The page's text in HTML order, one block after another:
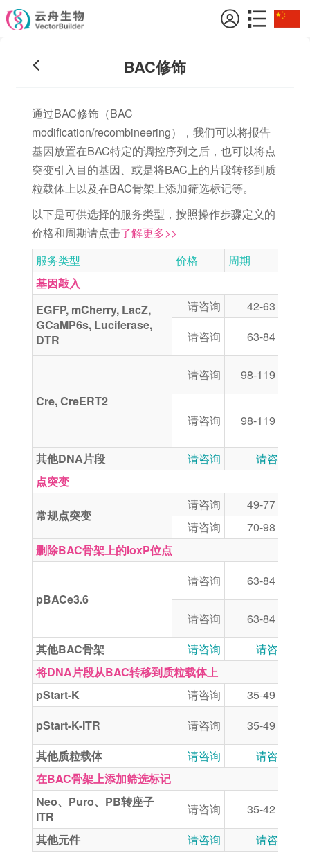
BAC修饰
通过BAC修饰（BAC
modification/recombineering），我们可以将报告
基因放置在BAC特定的调控序列之后，也可以将点
突变引入目的基因、或是将BAC上的片段转移到质
粒载体上以及在BAC骨架上添加筛选标记等。
以下是可供选择的服务类型，按照操作步骤定义的
价格和周期请点击了解更多>>
服务类型
价格 周期
基因敲入
EGFP, mCherry, LacZ,
GCaMP6s, Luciferase,
DTR
请咨询 42-63 天
请咨询
63-84 天
Cre, CreERT2
请咨询 98-119 天
请咨询 98-119 天
其他DNA片段
请咨询
请咨询
点突变
常规点突变
请咨询 49-77 天
请咨询
70-98 天
删除BAC骨架上的loxP位点
pBACe3.6
请咨询 63-84 天
请咨询
63-84 天
其他BAC骨架
请咨询
请咨询
将DNA片段从BAC转移到质粒载体上
pStart-K
请咨询 35-49 天
pStart-K-ITR
请咨询 35-49 天
其他质粒载体
请咨询
请咨询
在BAC骨架上添加筛选标记
Neo、Puro、PB转座子
ITR
请咨询 35-42 天
其他元件 请咨询 请咨询